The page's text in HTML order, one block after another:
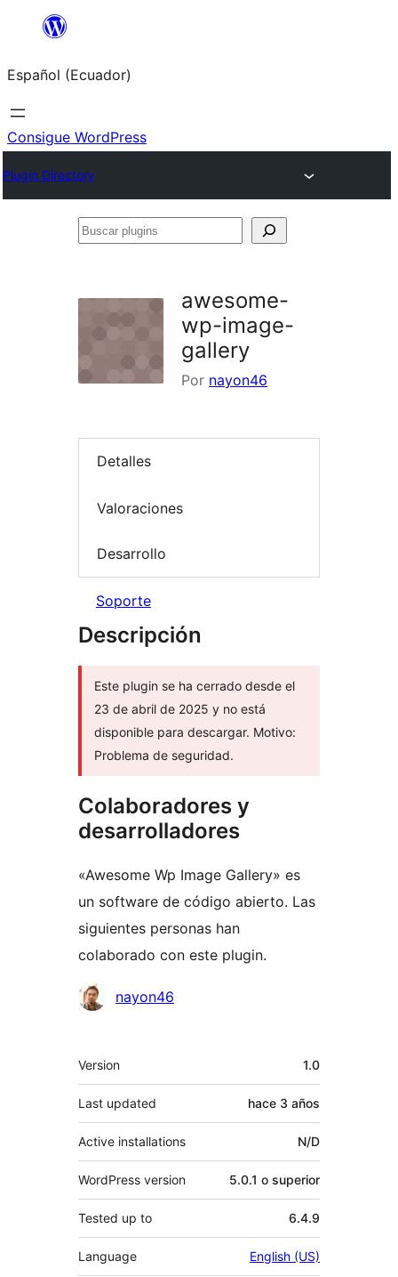
Saltar
contenido
Español (Ecuador)
Consigue WordPress
Plugin Directory
Buscar
awesome-
wp-image-
gallery
Por nayon46
Detalles
Valoraciones
Desarrollo
Soporte
Descripción
Este plugin se ha cerrado desde el
23 de abril de 2025 y no está
disponible para descargar. Motivo:
Problema de seguridad.
Colaboradores y
desarrolladores
«Awesome Wp Image Gallery» es
un software de código abierto. Las
siguientes personas han
colaborado con este plugin.
Colaboradores
nayon46
Meta
Version 1.0
Last updated hace 3 años
Active installations N/D
WordPress version 5.0.1 o superior
Tested up to 6.4.9
Language English (US)